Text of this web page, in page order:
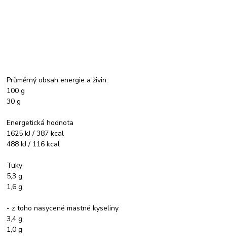
Průměrný obsah energie a živin:
100 g
30 g
Energetická hodnota
1625 kJ / 387 kcal
488 kJ / 116 kcal
Tuky
5,3 g
1,6 g
- z toho nasycené mastné kyseliny
3,4 g
1,0 g